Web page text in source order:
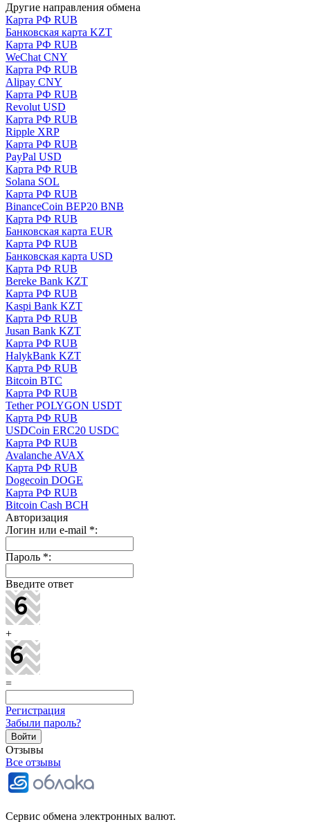
Другие направления обмена
Карта РФ RUB
Банковская карта KZT
Карта РФ RUB
WeChat CNY
Карта РФ RUB
Alipay CNY
Карта РФ RUB
Revolut USD
Карта РФ RUB
Ripple XRP
Карта РФ RUB
PayPal USD
Карта РФ RUB
Solana SOL
Карта РФ RUB
BinanceCoin BEP20 BNB
Карта РФ RUB
Банковская карта EUR
Карта РФ RUB
Банковская карта USD
Карта РФ RUB
Bereke Bank KZT
Карта РФ RUB
Kaspi Bank KZT
Карта РФ RUB
Jusan Bank KZT
Карта РФ RUB
HalykBank KZT
Карта РФ RUB
Bitcoin BTC
Карта РФ RUB
Tether POLYGON USDT
Карта РФ RUB
USDCoin ERC20 USDC
Карта РФ RUB
Avalanche AVAX
Карта РФ RUB
Dogecoin DOGE
Карта РФ RUB
Bitcoin Cash BCH
Авторизация
Логин или e-mail *:
Пароль *:
Введите ответ
+
=
Регистрация
Забыли пароль?
Отзывы
Все отзывы
Сервис обмена электронных валют.